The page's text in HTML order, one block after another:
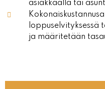
asiakkaalla tai
loppuselvityksessä
ja määritetään